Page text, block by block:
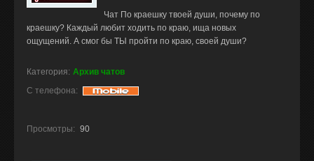
Чат По краешку твоей души, почему по
краешку? Каждый любит ходить по краю, ища новых
ощущений. А смог бы ТЫ пройти по краю, своей души?
Категория: Архив чатов
С телефона:
Просмотры: 90